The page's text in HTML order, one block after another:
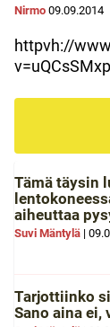
Nirmo 09.09.2014
httpvh://
Tämä täysin
aiheuttaa
Suvi Mäntylä |
Tarjottiinko
Sano aina